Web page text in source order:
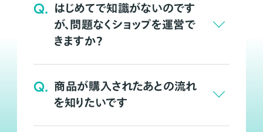
Q. はじめてで知識がないのです
が、問題なくショップを運営で
きますか？
Q. 商品が購入されたあとの流れ
を知りたいです